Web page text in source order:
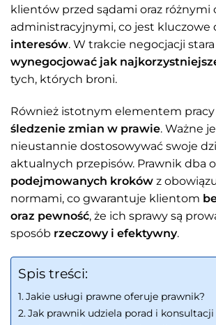
klientów przed sądami oraz różnymi
administracyjnymi, co jest kluczowe
interesów. W trakcie negocjacji stara
wynegocjować jak
tych, których broni.
Również istotnym elementem
śledzenie zmian w prawie. Ważne
nieustannie dostosowywać swoje
aktualnych przepisów. Prawnik dba o
podejmowanych kroków z
normami, co gwarantuje klientom
oraz pewność, że ich sprawy są
sposób rzeczowy i efektywny.
Spis treści:
Jakie usługi prawne oferuje prawnik?
Jak prawnik udziela porad i konsultacji